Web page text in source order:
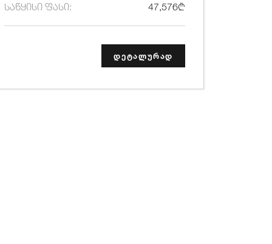
საწყისი ფასი: 47,576₾
დეტალურად